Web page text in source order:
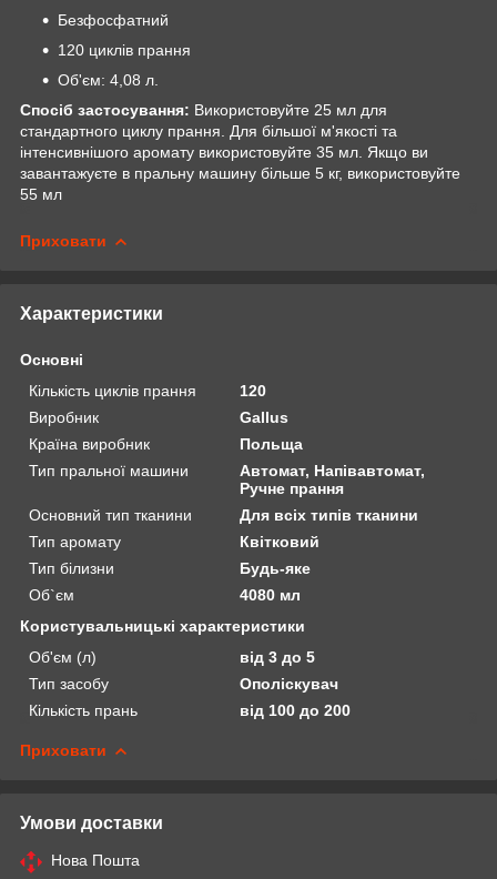
Безфосфатний
120 циклів прання
Об'єм: 4,08 л.
Спосіб застосування: Використовуйте 25 мл для
стандартного циклу прання. Для більшої м'якості та
інтенсивнішого аромату використовуйте 35 мл. Якщо ви
завантажуєте в пральну машину більше 5 кг, використовуйте
55 мл
Приховати
Характеристики
Основні
Кількість циклів прання
120
Виробник
Gallus
Країна виробник
Польща
Тип пральної машини
Автомат, Напівавтомат,
Ручне прання
Основний тип тканини
Для всіх типів тканини
Тип аромату
Квітковий
Тип білизни
Будь-яке
Об`єм
4080 мл
Користувальницькі характеристики
Об'єм (л)
від 3 до 5
Тип засобу
Ополіскувач
Кількість прань
від 100 до 200
Приховати
Умови доставки
Нова Пошта